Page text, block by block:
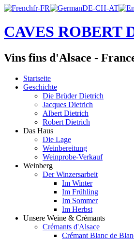
CAVES ROBERT
Vins fins d'Alsace -
Startseite
Geschichte
Die Brüder Dietrich
Jacques Dietrich
Albert Dietrich
Robert Dietrich
Das Haus
Die Lage
Weinbereitung
Weinprobe-Verkauf
Weinberg
Der Winzersarbeit
Im Winter
Im Frühling
Im Sommer
Im Herbst
Unsere Weine & Crémants
Crémants d'Alsace
Crémant Blanc de